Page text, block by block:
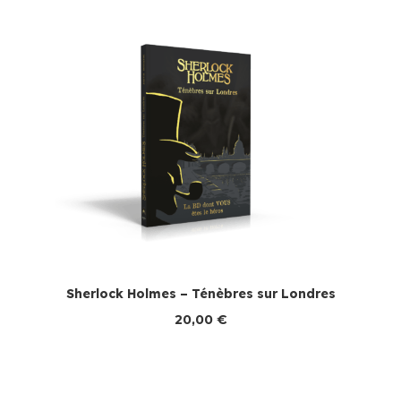
Sherlock Holmes – Ténèbres sur Londres
20,00 €